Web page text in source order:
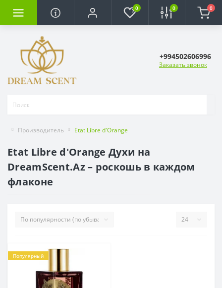
0 0 0
+994502606996
Заказать звонок
Производитель Etat Libre d'Orange
Etat Libre d'Orange Духи на
DreamScent.Az – роскошь в каждом
флаконе
Популярный